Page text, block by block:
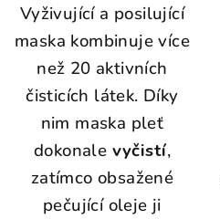
Vyživující a posilující
maska kombinuje více
než 20 aktivních
čisticích látek. Díky
nim maska pleť
dokonale vyčistí,
zatímco obsažené
pečující oleje ji